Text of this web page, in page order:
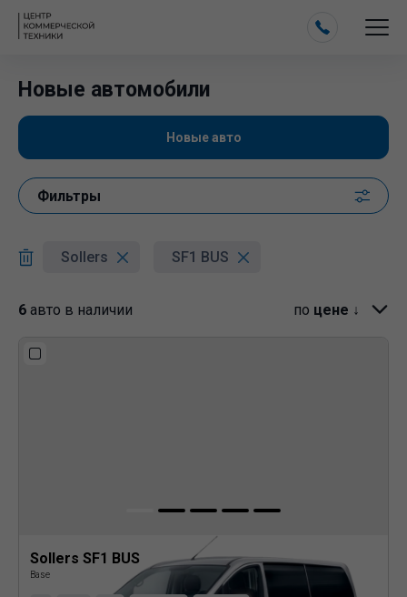
Новые автомобили
Новые авто
Фильтры
Sollers SF1 BUS
6 авто в наличии по цене ↓
Sollers SF1 BUS
Base